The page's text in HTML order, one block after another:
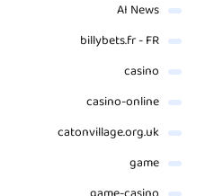
AI News
billybets.fr - FR
casino
casino-online
catonvillage.org.uk
game